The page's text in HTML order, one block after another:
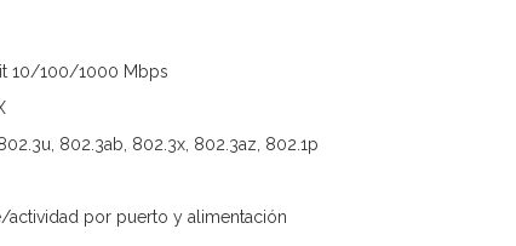
10/100/1000 Mbps
802.3ab, 802.3x, 802.3az, 802.1p
actividad por puerto y alimentación